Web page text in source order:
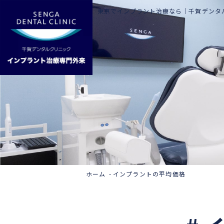
東京でインプラント治療なら｜千賀デンタ
ホーム インプラントの平均価格